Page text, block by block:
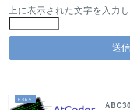
上に表示された文字を入力